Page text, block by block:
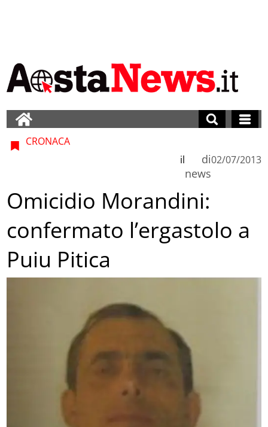
CRONACA
di
news
il 02/07/2013
Omicidio Morandini:
confermato l’ergastolo a
Puiu Pitica